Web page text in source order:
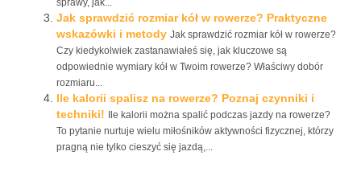
sprawy, jak...
Jak sprawdzić rozmiar kół w rowerze? Praktyczne
wskazówki i metody Jak sprawdzić rozmiar kół w rowerze?
Czy kiedykolwiek zastanawiałeś się, jak kluczowe są
odpowiednie wymiary kół w Twoim rowerze? Właściwy dobór
rozmiaru...
Ile kalorii spalisz na rowerze? Poznaj czynniki i
techniki!
Ile kalorii można spalić podczas jazdy na rowerze?
To pytanie nurtuje wielu miłośników aktywności fizycznej, którzy
pragną nie tylko cieszyć się jazdą,...